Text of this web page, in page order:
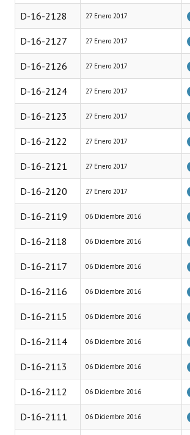
Premio al Mérito - Registro
Audiencias Públicas - Registro
Mujeres que Dejaron Huellas - Registro
Periodistas Decanos - Registro
Ciudadano Ilustre - Registro
Banca del Vecino - Registro
Huéspedes de Honor - Registro
Antiguos Pobladores - Registro
Reconocimientos - Registro
Bariloche, Municipio intercultural
Entrega de distinciones
REFORMA DE LA CARTA ORGÁNICA
D-16-2128 27 Enero 2017
D-16-2127 27 Enero 2017
D-16-2126 27 Enero 2017
D-16-2124 27 Enero 2017
D-16-2123 27 Enero 2017
D-16-2122 27 Enero 2017
D-16-2121 27 Enero 2017
D-16-2120 27 Enero 2017
D-16-2119 06 Diciembre 2016
D-16-2118 06 Diciembre 2016
D-16-2117 06 Diciembre 2016
D-16-2116 06 Diciembre 2016
D-16-2115 06 Diciembre 2016
D-16-2114 06 Diciembre 2016
D-16-2113 06 Diciembre 2016
D-16-2112 06 Diciembre 2016
D-16-2111 06 Diciembre 2016